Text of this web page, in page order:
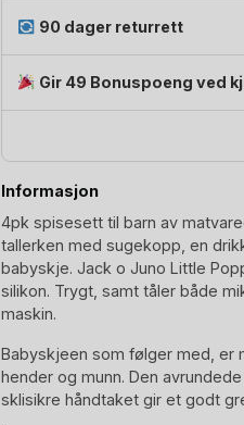
antall90 dager returrett
Gir 49 Bonuspoeng ved
Informasjon
4pk spisesett til barn av
tallerken med sugekopp, en
babyskje. Jack o Juno Little
silikon. Trygt, samt tåler både
maskin.
Babyskjeen som følger med, er
hender og munn. Den
sklisikre håndtaket gir et godt